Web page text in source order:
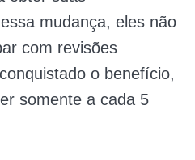
mudança, eles não
com revisões
o benefício,
somente a cada 5